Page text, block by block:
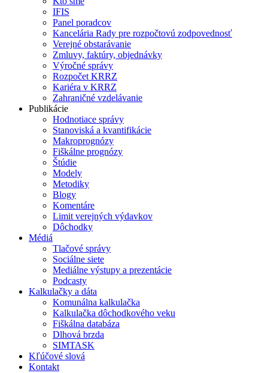
IFIS
Panel poradcov
Kancelária Rady pre rozpočtovú zodpovednosť
Verejné obstarávanie
Zmluvy, faktúry, objednávky
Výročné správy
Rozpočet KRRZ
Kariéra v KRRZ
Zahraničné vzdelávanie
Publikácie
Hodnotiace správy
Stanoviská a kvantifikácie
Makroprognózy
Fiškálne prognózy
Štúdie
Modely
Metodiky
Blogy
Komentáre
Limit verejných výdavkov
Dôchodky
Médiá
Tlačové správy
Sociálne siete
Mediálne výstupy a prezentácie
Podcasty
Kalkulačky a dáta
Komunálna kalkulačka
Kalkulačka dôchodkového veku
Fiškálna databáza
Dlhová brzda
SIMTASK
Kľúčové slová
Kontakt